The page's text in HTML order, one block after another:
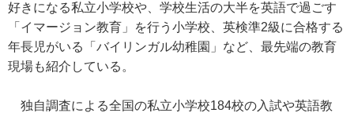
好きになる私立小学校や、学校生活の大半を英語で過ごす
「イマージョン教育」を行う小学校、英検準2級に合格する
年長児がいる「バイリンガル幼稚園」など、最先端の教育
現場も紹介している。
独自調査による全国の私立小学校184校の入試や英語教